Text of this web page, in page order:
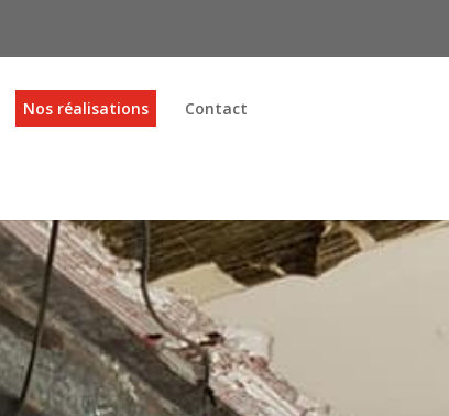
Nos réalisations Contact